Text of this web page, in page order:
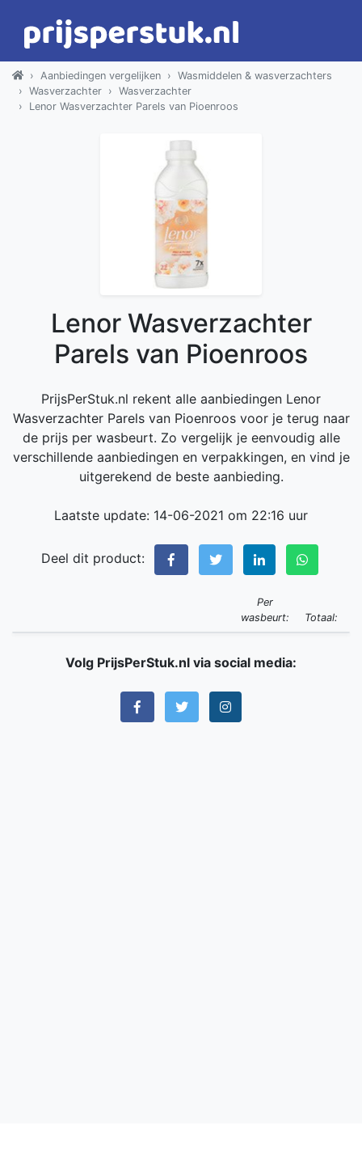
Aanbiedingen vergelijken
Wasmiddelen & wasverzachters
Wasverzachter
Wasverzachter
Lenor Wasverzachter Parels van Pioenroos
Lenor Wasverzachter
Parels van Pioenroos
PrijsPerStuk.nl rekent alle aanbiedingen Lenor
Wasverzachter Parels van Pioenroos voor je terug naar
de prijs per wasbeurt. Zo vergelijk je eenvoudig alle
verschillende aanbiedingen en verpakkingen, en vind je
uitgerekend de beste aanbieding.
Laatste update: 14-06-2021 om 22:16 uur
Deel dit product:
Per
wasbeurt:
Totaal:
Volg PrijsPerStuk.nl via social media: